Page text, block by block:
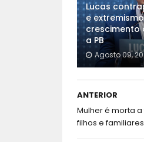
Lucas
e
crescimento
a PB
Agosto 09,
ANTERIOR
Mulher é morta
filhos e